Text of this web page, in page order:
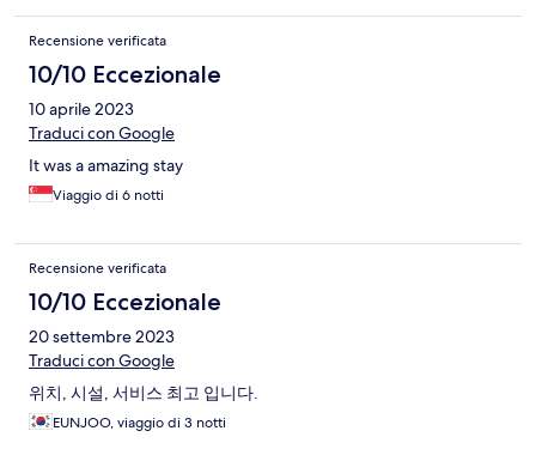
Recensione verificata
10/10 Eccezionale
10 aprile 2023
Traduci con Google
It was a amazing stay
Viaggio di 6 notti
Recensione verificata
10/10 Eccezionale
20 settembre 2023
Traduci con Google
위치, 시설, 서비스 최고 입니다.
EUNJOO, viaggio di 3 notti